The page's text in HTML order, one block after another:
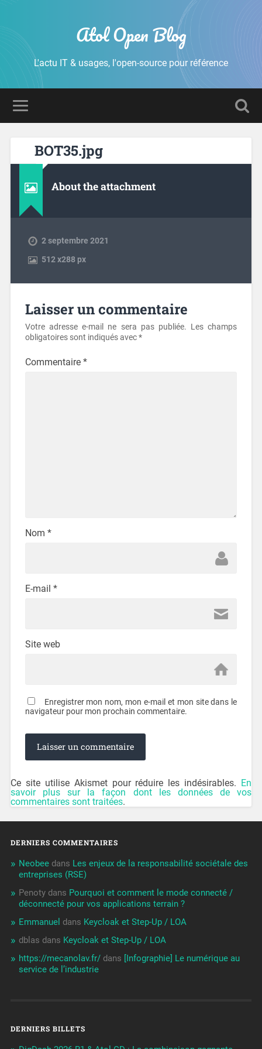
Atol Open Blog
L'actu IT & usages, l'open-source pour référence
BOT35.jpg
About the attachment
2 septembre 2021
512x288 px
Laisser un commentaire
Votre adresse e-mail ne sera pas publiée. Les champs
obligatoires sont indiqués avec*
Commentaire *
Nom *
E-mail *
Site web
Enregistrer mon nom, mon e-mail et mon site dans le
navigateur pour mon prochain commentaire.
Ce site utilise Akismet pour réduire les indésirables. En
savoir plus sur la façon dont les données de vos
commentaires sont traitées.
DERNIERS COMMENTAIRES
Neobeedans Les enjeux de la responsabilité sociétale des
entreprises (RSE)
Penotydans Pourquoi et comment le mode connecté /
déconnecté pour vos applications terrain ?
Emmanuel dans Keycloak et Step-Up / LOA
dblas dans Keycloak et Step-Up / LOA
https://mecanolav.fr/dans [Infographie] Le numérique au
service de l’industrie
DERNIERS BILLETS